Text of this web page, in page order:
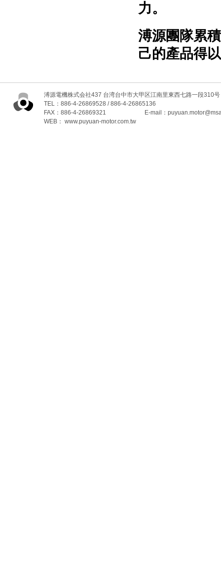
力。
溥源團隊累
己的產品得
溥源電機株式会社437 台湾台中市大甲区江南里東西七路一段310号
TEL：886-4-26869528 / 886-4-26865136
FAX：886-4-26869321 E-mail：
WEB： www.puyuan-motor.com.tw